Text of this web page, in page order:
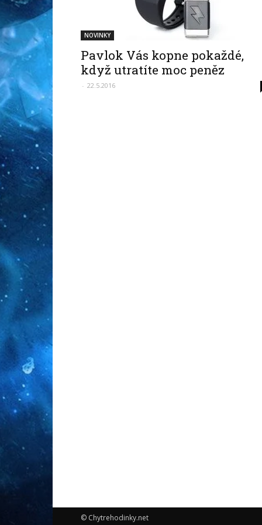
NOVINKY
Pavlok Vás kopne pokaždé,
když utratíte moc peněz
- 22.5.2016
© Chytrehodinky.net